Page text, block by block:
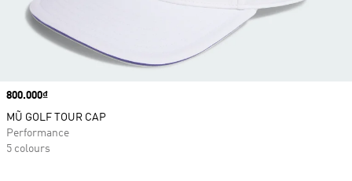
Price
800.000₫
MŨ GOLF TOUR CAP
Performance
5 colours